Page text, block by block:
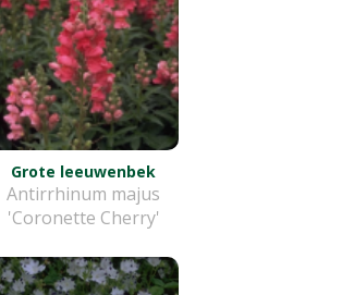
Grote leeuwenbek
Antirrhinum majus
'Coronette Cherry'